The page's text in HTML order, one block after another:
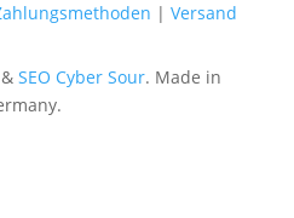
|Versand
SEO Cyber Sour. Made in